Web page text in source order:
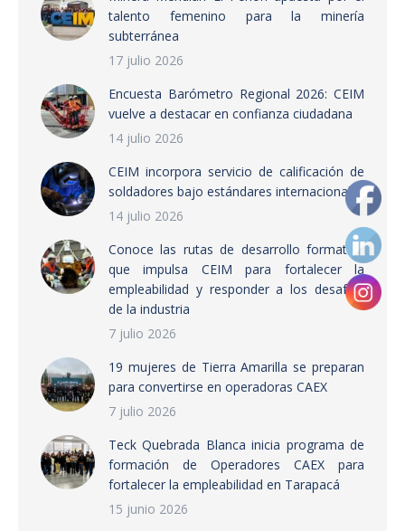
talento femenino para la minería
subterránea
17 julio 2026
Encuesta Barómetro Regional 2026: CEIM
vuelve a destacar en confianza ciudadana
14 julio 2026
CEIM incorpora servicio de calificación de
soldadores bajo estándares internacionales
14 julio 2026
Conoce las rutas de desarrollo formativo
que impulsa CEIM para fortalecer la
empleabilidad y responder a los desafíos
de la industria
7 julio 2026
19 mujeres de Tierra Amarilla se preparan
para convertirse en operadoras CAEX
7 julio 2026
Teck Quebrada Blanca inicia programa de
formación de Operadores CAEX para
fortalecer la empleabilidad en Tarapacá
15 junio 2026